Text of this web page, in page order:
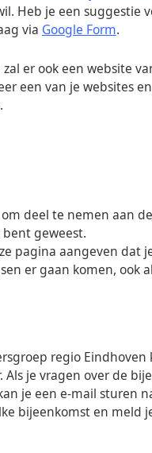
Heb je een suggestie
via Google Form.
er ook een website
een van je websites
deel te nemen aan
geweest.
pagina aangeven dat
er gaan komen, ook
regio
Als je vragen over de
je een e-mail sturen
bijeenkomst en meld